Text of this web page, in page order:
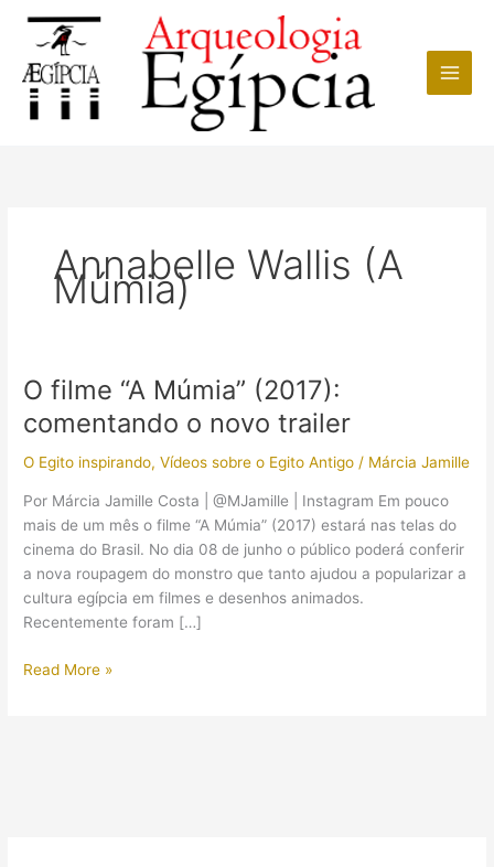
conteúdo
Annabelle Wallis (A
Múmia)
O filme “A Múmia” (2017):
comentando o novo trailer
O Egito inspirando,Vídeos sobre o Egito Antigo / Márcia Jamille
Por Márcia Jamille Costa | @MJamille | Instagram Em pouco
mais de um mês o filme “A Múmia” (2017) estará nas telas do
cinema do Brasil. No dia 08 de junho o público poderá conferir
a nova roupagem do monstro que tanto ajudou a popularizar a
cultura egípcia em filmes e desenhos animados.
Recentemente foram […]
O
Read More »